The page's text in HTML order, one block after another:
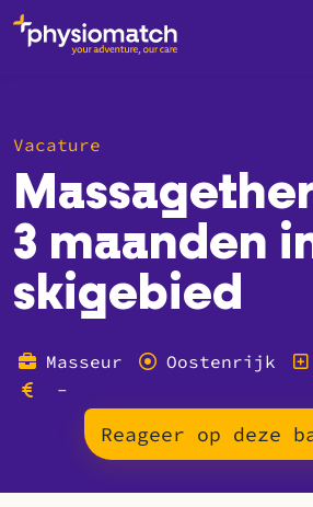
Vacature
3 maanden
skigebied
Masseur Oostenrijk
-
Reageer op deze